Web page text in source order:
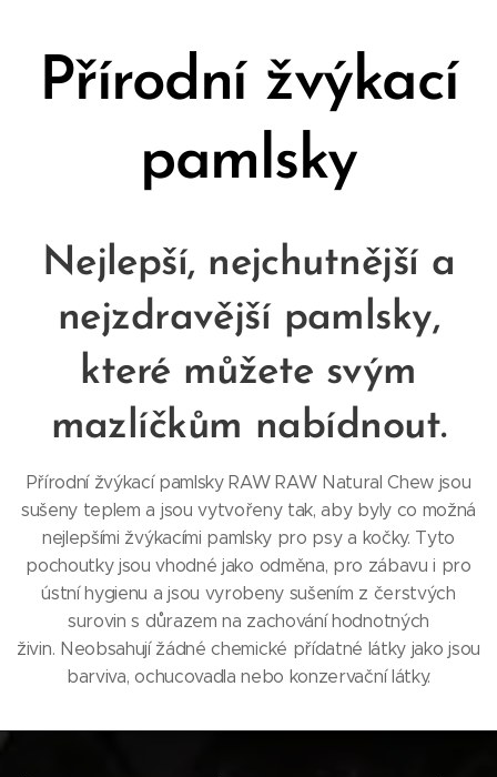
Přírodní žvýkací
pamlsky
Nejlepší, nejchutnější a
nejzdravější pamlsky,
které můžete svým
mazlíčkům nabídnout.
Přírodní žvýkací pamlsky RAW RAW Natural Chew jsou
sušeny teplem a jsou vytvořeny tak, aby byly co možná
nejlepšími žvýkacími pamlsky pro psy a kočky. Tyto
pochoutky jsou vhodné jako odměna, pro zábavu i pro
ústní hygienu a jsou vyrobeny sušením z čerstvých
surovin s důrazem na zachování hodnotných
živin. Neobsahují žádné chemické přídatné látky jako jsou
barviva, ochucovadla nebo konzervační látky.